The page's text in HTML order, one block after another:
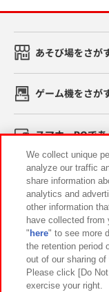
あそび場をさが
ゲーム機をさが
スマホ・PCであ
イベント・キャ
関連会社
プライバシーポリシ
お取引先さ
We collect unique
analyze our traffic
share information
analytics and
other information
have collected
" here" to see more
the retention period
out of our sharing
Please click [Do
exercise your right.